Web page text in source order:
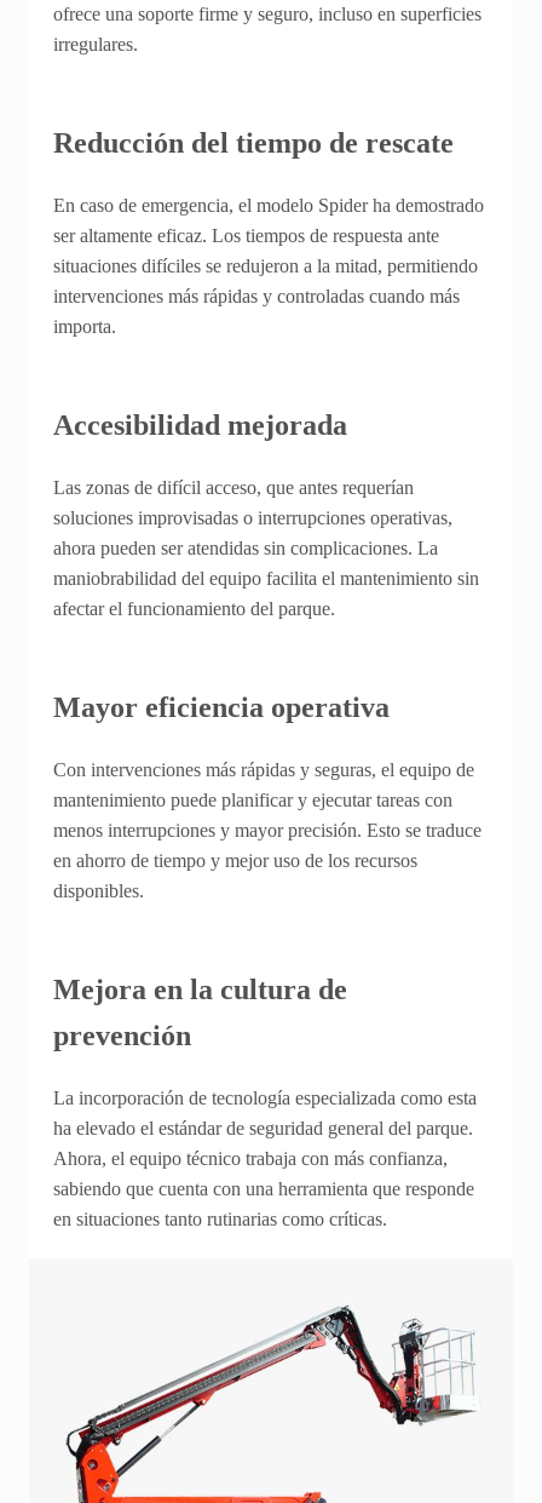
ofrece una soporte firme y seguro, incluso en superficies
irregulares.
Reducción del tiempo de rescate
En caso de emergencia, el modelo Spider ha demostrado
ser altamente eficaz. Los tiempos de respuesta ante
situaciones difíciles se redujeron a la mitad, permitiendo
intervenciones más rápidas y controladas cuando más
importa.
Accesibilidad mejorada
Las zonas de difícil acceso, que antes requerían
soluciones improvisadas o interrupciones operativas,
ahora pueden ser atendidas sin complicaciones. La
maniobrabilidad del equipo facilita el mantenimiento sin
afectar el funcionamiento del parque.
Mayor eficiencia operativa
Con intervenciones más rápidas y seguras, el equipo de
mantenimiento puede planificar y ejecutar tareas con
menos interrupciones y mayor precisión. Esto se traduce
en ahorro de tiempo y mejor uso de los recursos
disponibles.
Mejora en la cultura de
prevención
La incorporación de tecnología especializada como esta
ha elevado el estándar de seguridad general del parque.
Ahora, el equipo técnico trabaja con más confianza,
sabiendo que cuenta con una herramienta que responde
en situaciones tanto rutinarias como críticas.